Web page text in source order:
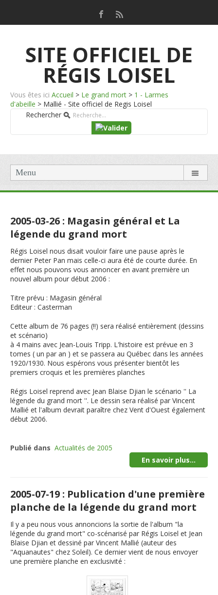
SITE OFFICIEL DE
RÉGIS LOISEL
Vous êtes ici Accueil > Le grand mort > 1 - Larmes
d'abeille > Mallié - Site officiel de Regis Loisel
Rechercher
Menu
2005-03-26 : Magasin général et La
légende du grand mort
Régis Loisel nous disait vouloir faire une pause après le
dernier Peter Pan mais celle-ci aura été de courte durée. En
effet nous pouvons vous annoncer en avant première un
nouvel album pour début 2006 :
Titre prévu : Magasin général
Editeur : Casterman
Cette album de 76 pages (!!) sera réalisé entièrement (dessins
et scénario)
à 4 mains avec Jean-Louis Tripp. L'histoire est prévue en 3
tomes ( un par an ) et se passera au Québec dans les années
1920/1930. Nous espérons vous présenter bientôt les
premiers croquis et les premières planches
Régis Loisel reprend avec Jean Blaise Djian le scénario '' La
légende du grand mort ''. Le dessin sera réalisé par Vincent
Mallié et l'album devrait paraître chez Vent d'Ouest également
début 2006.
Publié dans Actualités de 2005
En savoir plus...
2005-07-19 : Publication d'une première
planche de la légende du grand mort
Il y a peu nous vous annoncions la sortie de l'album "la
légende du grand mort" co-scénarisé par Régis Loisel et Jean
Blaise Djian et dessiné par Vincent Mallié (auteur des
"Aquanautes" chez Soleil). Ce dernier vient de nous envoyer
une première planche en exclusivité :